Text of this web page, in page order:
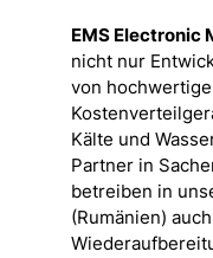
EMS Electronic
nicht nur
von
Kälte und
Partner in
betreiben in
(Rumänien)